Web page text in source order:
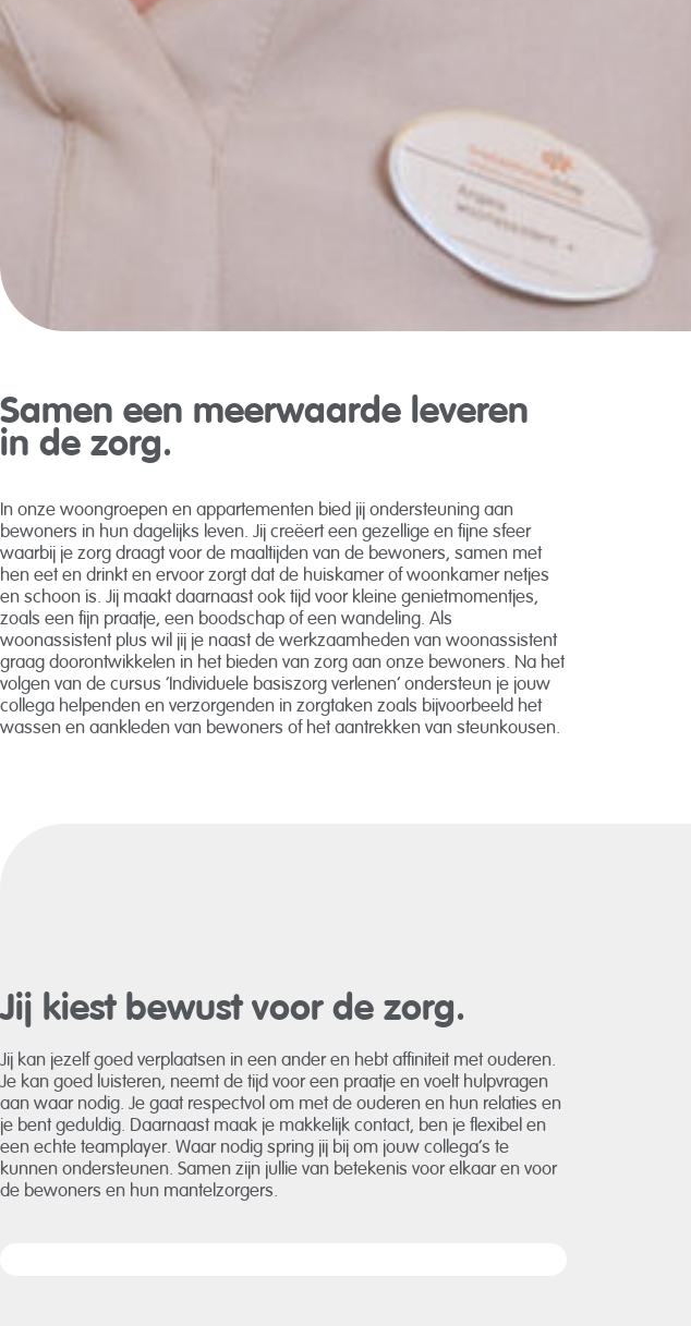
Samen een meerwaarde leveren
in de zorg.
In onze woongroepen en appartementen bied jij ondersteuning aan
bewoners in hun dagelijks leven. Jij creëert een gezellige en fijne sfeer
waarbij je zorg draagt voor de maaltijden van de bewoners, samen met
hen eet en drinkt en ervoor zorgt dat de huiskamer of woonkamer netjes
en schoon is. Jij maakt daarnaast ook tijd voor kleine genietmomentjes,
zoals een fijn praatje, een boodschap of een wandeling. Als
woonassistent plus wil jij je naast de werkzaamheden van woonassistent
graag doorontwikkelen in het bieden van zorg aan onze bewoners. Na het
volgen van de cursus ‘Individuele basiszorg verlenen’ ondersteun je jouw
collega helpenden en verzorgenden in zorgtaken zoals bijvoorbeeld het
wassen en aankleden van bewoners of het aantrekken van steunkousen.
Jij kiest bewust voor de zorg.
Jij kan jezelf goed verplaatsen in een ander en hebt affiniteit met ouderen.
Je kan goed luisteren, neemt de tijd voor een praatje en voelt hulpvragen
aan waar nodig. Je gaat respectvol om met de ouderen en hun relaties en
je bent geduldig. Daarnaast maak je makkelijk contact, ben je flexibel en
een echte teamplayer. Waar nodig spring jij bij om jouw collega’s te
kunnen ondersteunen. Samen zijn jullie van betekenis voor elkaar en voor
de bewoners en hun mantelzorgers.